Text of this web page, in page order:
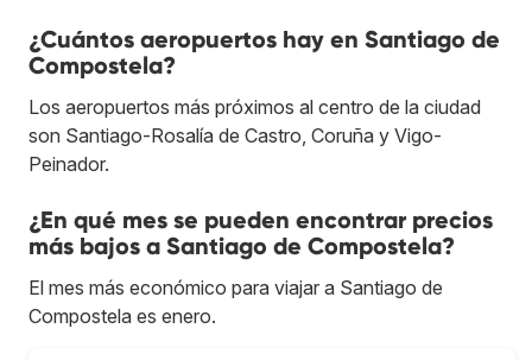
¿Cuántos aeropuertos hay en Santiago de
Compostela?
Los aeropuertos más próximos al centro de la ciudad
son Santiago-Rosalía de Castro, Coruña y Vigo-
Peinador.
¿En qué mes se pueden encontrar precios
más bajos a Santiago de Compostela?
El mes más económico para viajar a Santiago de
Compostela es enero.